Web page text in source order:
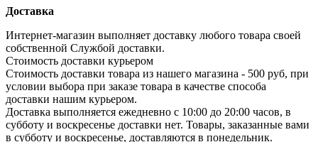
Доставка
Интернет-магазин выполняет доставку любого товара своей
собственной Службой доставки.
Стоимость доставки курьером
Стоимость доставки товара из нашего магазина - 500 руб, при
условии выбора при заказе товара в качестве способа
доставки нашим курьером.
Доставка выполняется ежедневно с 10:00 до 20:00 часов, в
субботу и воскресенье доставки нет. Товары, заказанные вами
в субботу и воскресенье, доставляются в понедельник.